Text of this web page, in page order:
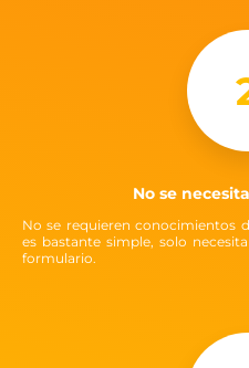
No se
No se requieren conocimientos
es bastante simple, solo
formulario.